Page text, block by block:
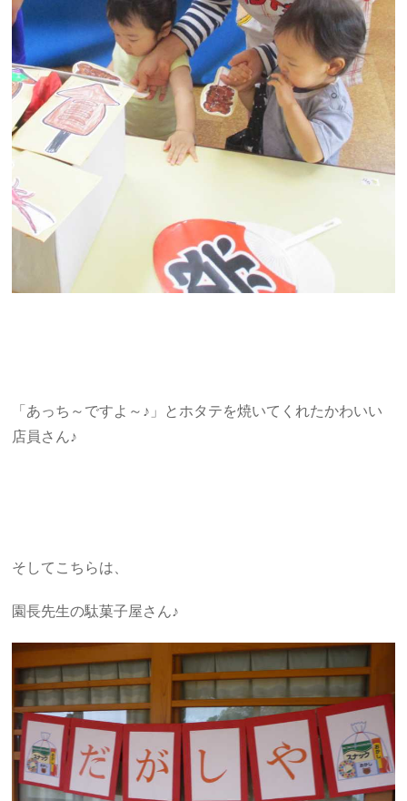
「あっち～ですよ～♪」とホタテを焼いてくれたかわいい
店員さん♪
そしてこちらは、
園長先生の駄菓子屋さん♪